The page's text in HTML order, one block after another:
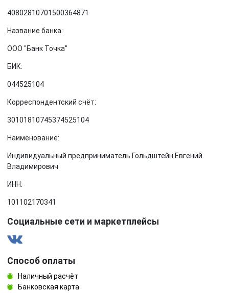
40802810701500364871
Название банка:
ООО "Банк Точка"
БИК:
044525104
Корреспондентский счёт:
30101810745374525104
Наименование:
Индивидуальный предприниматель Гольдштейн Евгений
Владимирович
ИНН:
101102170341
Социальные сети и маркетплейсы
Способ оплаты
Наличный расчёт
Банковская карта